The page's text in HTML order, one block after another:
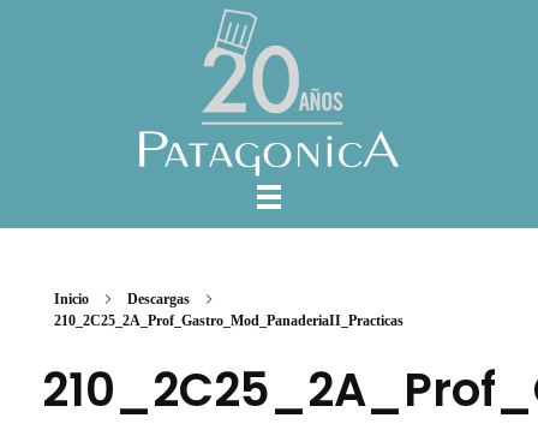
Inicio
Descargas
210_2C25_2A_Prof_Gastro_Mod_PanaderiaII_Practicas